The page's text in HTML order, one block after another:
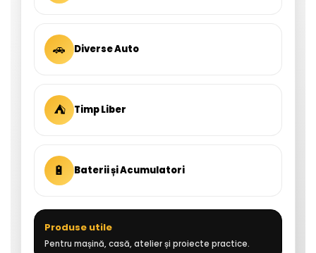
🚗 Diverse Auto
⛺ Timp Liber
🔋 Baterii și Acumulatori
Produse utile
Pentru mașină, casă, atelier și proiecte practice.